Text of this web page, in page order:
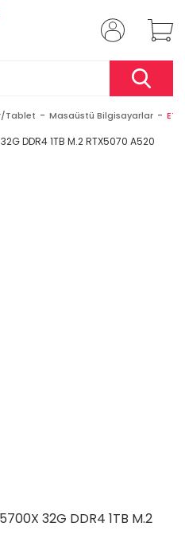
Tablet Masaüstü Bilgisayarlar
32G DDR4 1TB M.2